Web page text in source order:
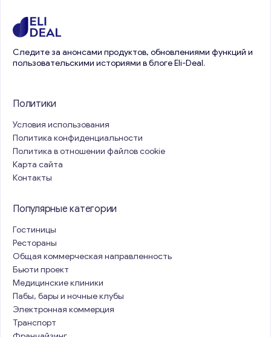
Следите за анонсами продуктов, обновлениями функций и
пользовательскими историями в блоге Eli-Deal.
Политики
Условия использования
Политика конфиденциальности
Политика в отношении файлов cookie
Карта сайта
Контакты
Популярные категории
Гостиницы
Рестораны
Общая коммерческая направленность
Бьюти проект
Медицинские клиники
Пабы, бары и ночные клубы
Электронная коммерция
Транспорт